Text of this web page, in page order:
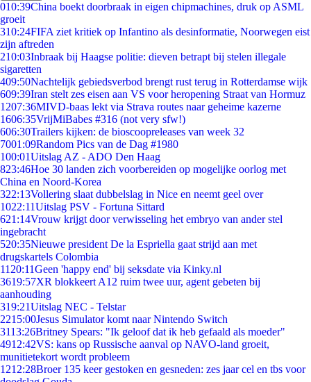
010:39China boekt doorbraak in eigen chipmachines, druk op ASML
groeit
310:24FIFA ziet kritiek op Infantino als desinformatie, Noorwegen eist
zijn aftreden
210:03Inbraak bij Haagse politie: dieven betrapt bij stelen illegale
sigaretten
409:50Nachtelijk gebiedsverbod brengt rust terug in Rotterdamse wijk
609:39Iran stelt zes eisen aan VS voor heropening Straat van Hormuz
1207:36MIVD-baas lekt via Strava routes naar geheime kazerne
1606:35VrijMiBabes #316 (not very sfw!)
606:30Trailers kijken: de bioscoopreleases van week 32
7001:09Random Pics van de Dag #1980
100:01Uitslag AZ - ADO Den Haag
823:46Hoe 30 landen zich voorbereiden op mogelijke oorlog met
China en Noord-Korea
322:13Vollering slaat dubbelslag in Nice en neemt geel over
1022:11Uitslag PSV - Fortuna Sittard
621:14Vrouw krijgt door verwisseling het embryo van ander stel
ingebracht
520:35Nieuwe president De la Espriella gaat strijd aan met
drugskartels Colombia
11 20:11Geen 'happy end' bij seksdate via Kinky.nl
3619:57XR blokkeert A12 ruim twee uur, agent gebeten bij
aanhouding
319:21Uitslag NEC - Telstar
2215:00Jesus Simulator komt naar Nintendo Switch
3113:26Britney Spears: "Ik geloof dat ik heb gefaald als moeder"
4912:42VS: kans op Russische aanval op NAVO-land groeit,
munitietekort wordt probleem
1212:28Broer 135 keer gestoken en gesneden: zes jaar cel en tbs voor